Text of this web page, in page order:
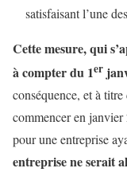
satisfaisant l’une
Cette mesure, qui
à compter du 1er
conséquence, et à
commencer en
pour une entreprise
entreprisene serait